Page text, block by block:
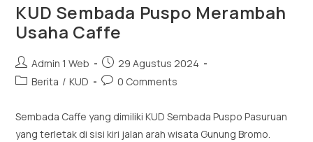
KUD Sembada Puspo Merambah
Usaha Caffe
Admin 1 Web
29 Agustus 2024
Berita / KUD 0 Comments
Sembada Caffe yang dimiliki KUD Sembada Puspo Pasuruan
yang terletak di sisi kiri jalan arah wisata Gunung Bromo.